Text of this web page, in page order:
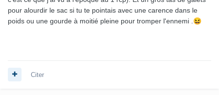
pour alourdir le sac si tu te pointais avec une carence dans le
poids ou une gourde à moitié pleine pour tromper l'ennemi . 😆
Citer